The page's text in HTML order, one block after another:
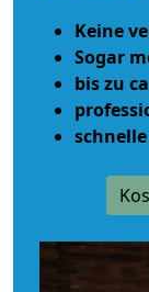
Keine
Sogar
bis zu